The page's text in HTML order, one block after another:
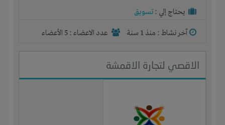
يحتاج إلي : تسويق
آخر نشاط : منذ 1 سنة عدد الاعضاء : 5 الأعضاء
الاقصي لتجارة الاقمشة